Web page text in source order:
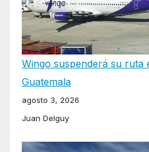
Wingo suspenderá su ruta
Guatemala
agosto 3, 2026
Juan Delguy